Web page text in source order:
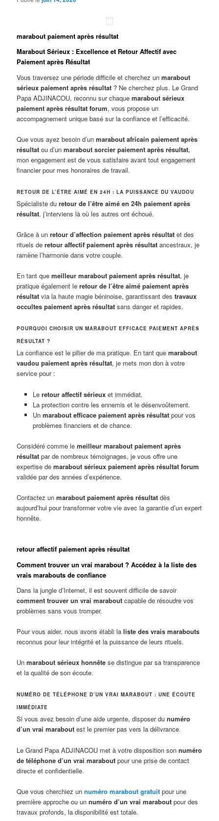
marabout paiement après résultat
Marabout Sérieux : Excellence et Retour Affectif avec
Paiement après Résultat
Vous traversez une période difficile et cherchez unmarabout
sérieux paiement après résultat ? Ne cherchez plus. Le Grand
Papa ADJINACOU, reconnu sur chaquemarabout sérieux
paiement après résultat forum, vous propose un
accompagnement unique basé sur la confiance et l’efficacité.
Que vous ayez besoin d’unmarabout africain paiement après
résultat ou d’unmarabout sorcier paiement après résultat,
mon engagement est de vous satisfaire avant tout engagement
financier pour mes honoraires de travail.
RETOUR DE L’ÊTRE AIMÉ EN 24H : LA PUISSANCE DU VAUDOU
Spécialiste duretour de l’être aimé en 24h paiement après
résultat. j’interviens là où les autres ont échoué.
Grâce à unretour d’affection paiement après résultat et des
rituels deretour affectif paiement après résultat ancestraux, je
ramène l’harmonie dans votre couple.
En tant quemeilleur marabout paiement après résultat, je
pratique également leretour de l’être aimé paiement après
résultat via la haute magie béninoise, garantissant destravaux
occultes paiement après résultat sans danger et rapides.
POURQUOI CHOISIR UN MARABOUT EFFICACE PAIEMENT APRÈS
RÉSULTAT ?
La confiance est le pilier de ma pratique. En tant quemarabout
vaudou paiement après résultat, je mets mon don à votre
service pour :
Le retour affectif sérieuxet immédiat.
La protection contre les ennemis et le désenvoûtement.
Un marabout efficace paiement après résultatpour vos
problèmes financiers et de chance.
Considéré comme lemeilleur marabout paiement après
résultat par de nombreux témoignages, je vous offre une
expertise demarabout sérieux paiement après résultat forum
validée par des années d’expérience.
Contactez unmarabout paiement après résultat dès
aujourd’hui pour transformer votre vie avec la garantie d’un expert
honnête.
retour affectif paiement après résultat
Comment trouver un vrai marabout ? Accédez à la liste des
vrais marabouts de confiance
Dans la jungle d’Internet, il est souvent difficile de savoir
comment trouver un vrai marabout capable de résoudre vos
problèmes sans vous tromper.
Pour vous aider, nous avons établi laliste des vrais marabouts
reconnus pour leur intégrité et la puissance de leurs rituels.
Unmarabout sérieux honnête se distingue par sa transparence
et la qualité de son écoute.
NUMÉRO DE TÉLÉPHONE D’UN VRAI MARABOUT : UNE ÉCOUTE
IMMÉDIATE
Si vous avez besoin d’une aide urgente, disposer dunuméro
d’un vrai marabout est le premier pas vers la délivrance.
Le Grand Papa ADJINACOU met à votre disposition sonnuméro
de téléphone d’un vrai marabout pour une prise de contact
directe et confidentielle.
Que vous cherchiez unnuméro marabout gratuit pour une
première approche ou unnuméro d’un vrai marabout pour des
travaux profonds, la disponibilité est totale.